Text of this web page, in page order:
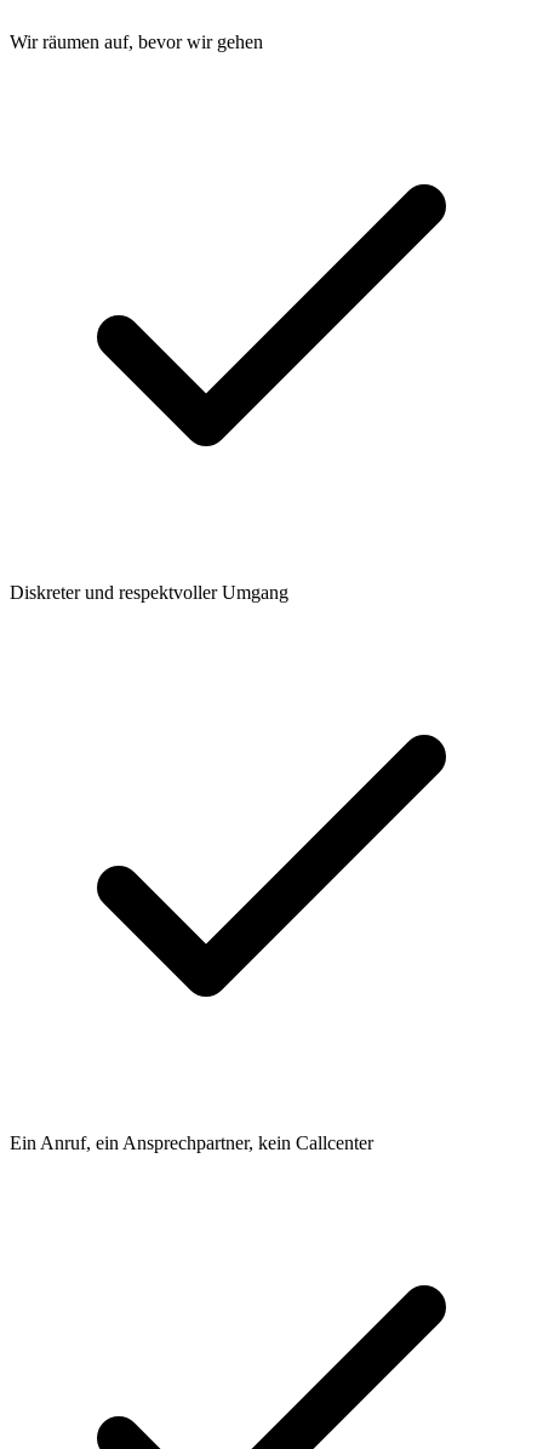
Wir räumen auf, bevor wir gehen
Diskreter und respektvoller Umgang
Ein Anruf, ein Ansprechpartner, kein Callcenter